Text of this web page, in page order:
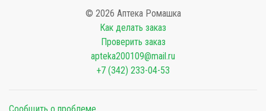
© 2026 Аптека Ромашка
Как делать заказ
Проверить заказ
apteka200109@mail.ru
+7 (342) 233-04-53